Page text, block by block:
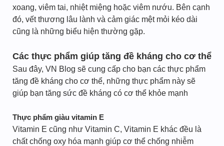
xoang, viêm tai, nhiệt miệng hoặc viêm nướu. Bên cạnh
đó, vết thương lâu lành và cảm giác mệt mỏi kéo dài
cũng là những biểu hiện thường gặp.
Các thực phẩm giúp tăng đề kháng cho cơ thể
Sau đây, VN Blog sẽ cung cấp cho bạn các thực phẩm
tăng đề kháng cho cơ thể, những thực phẩm này sẽ
giúp bạn tăng sức đề kháng có cơ thể khỏe mạnh
Thực phẩm giàu vitamin E
Vitamin E cũng như Vitamin C, Vitamin E khác đều là
chất chống oxy hóa mạnh giúp cơ thể chống nhiễm